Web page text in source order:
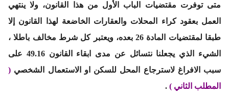
متى توفرت مقتضيات الباب الأول من هذا القانون، ولا ينتهي
العمل بعقود كراء المحلات والعقارات الخاضعة لهذا القانون إلا
طبقا لمقتضيات المادة 26 بعده، ويعتبر كل شرط مخالف باطلا ،
الشيء الذي يجعلنا نتسائل عن مدى ابقاء القانون 49.16 على
سبب الافراغ لاسترجاع المحل للسكن او الاستعمال الشخصي (
المطلب الثاني ) .